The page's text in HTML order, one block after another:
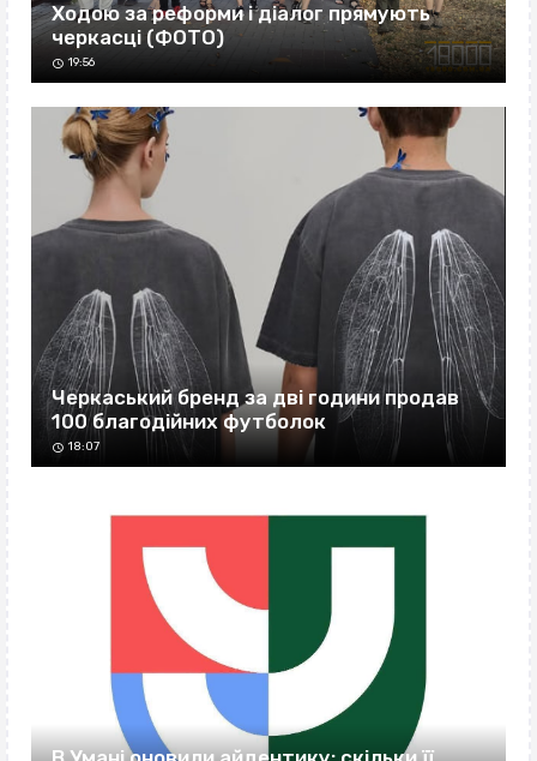
Ходою за реформи і діалог прямують
черкасці (ФОТО)
19:56
Черкаський бренд за дві години продав
100 благодійних футболок
18:07